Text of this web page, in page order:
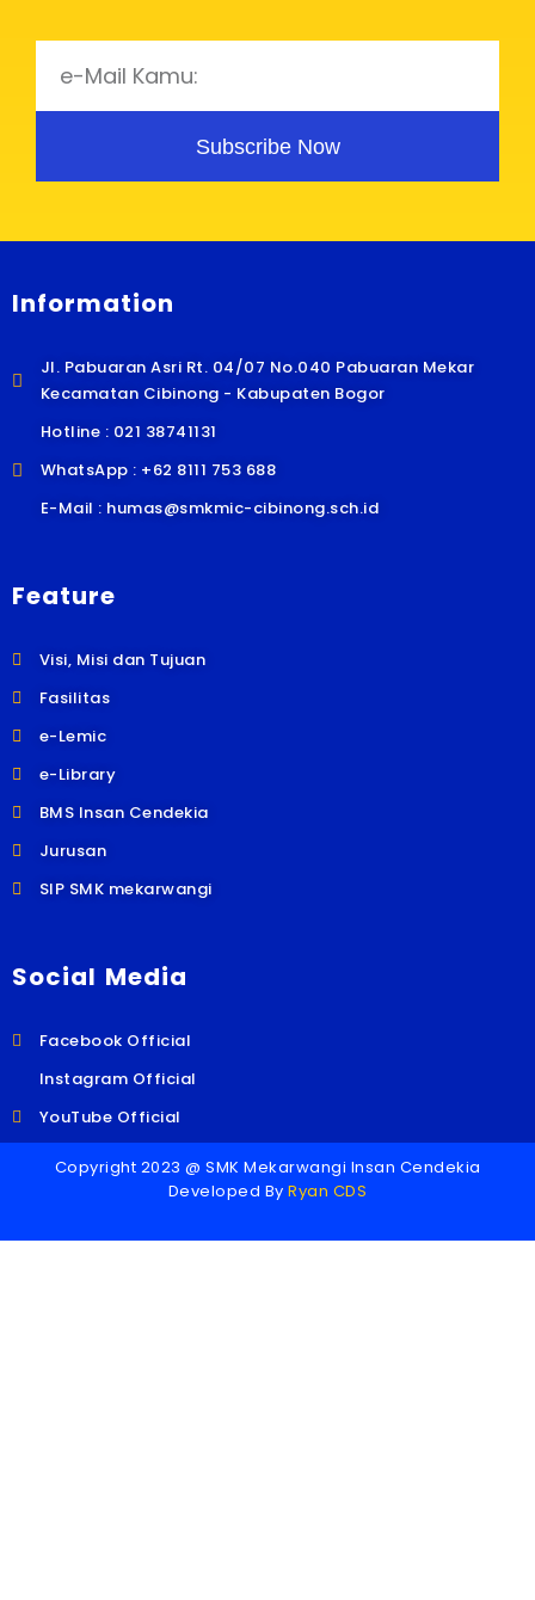
Subscribe Now
Information
Jl. Pabuaran Asri Rt. 04/07 No.040 Pabuaran Mekar
Kecamatan Cibinong - Kabupaten Bogor
Hotline : 021 38741131
WhatsApp : +62 8111 753 688
E-Mail : humas@smkmic-cibinong.sch.id
Feature
Visi, Misi dan Tujuan
Fasilitas
e-Lemic
e-Library
BMS Insan Cendekia
Jurusan
SIP SMK mekarwangi
Social Media
Facebook Official
Instagram Official
YouTube Official
Copyright 2023 @ SMK Mekarwangi Insan Cendekia
Developed By Ryan CDS